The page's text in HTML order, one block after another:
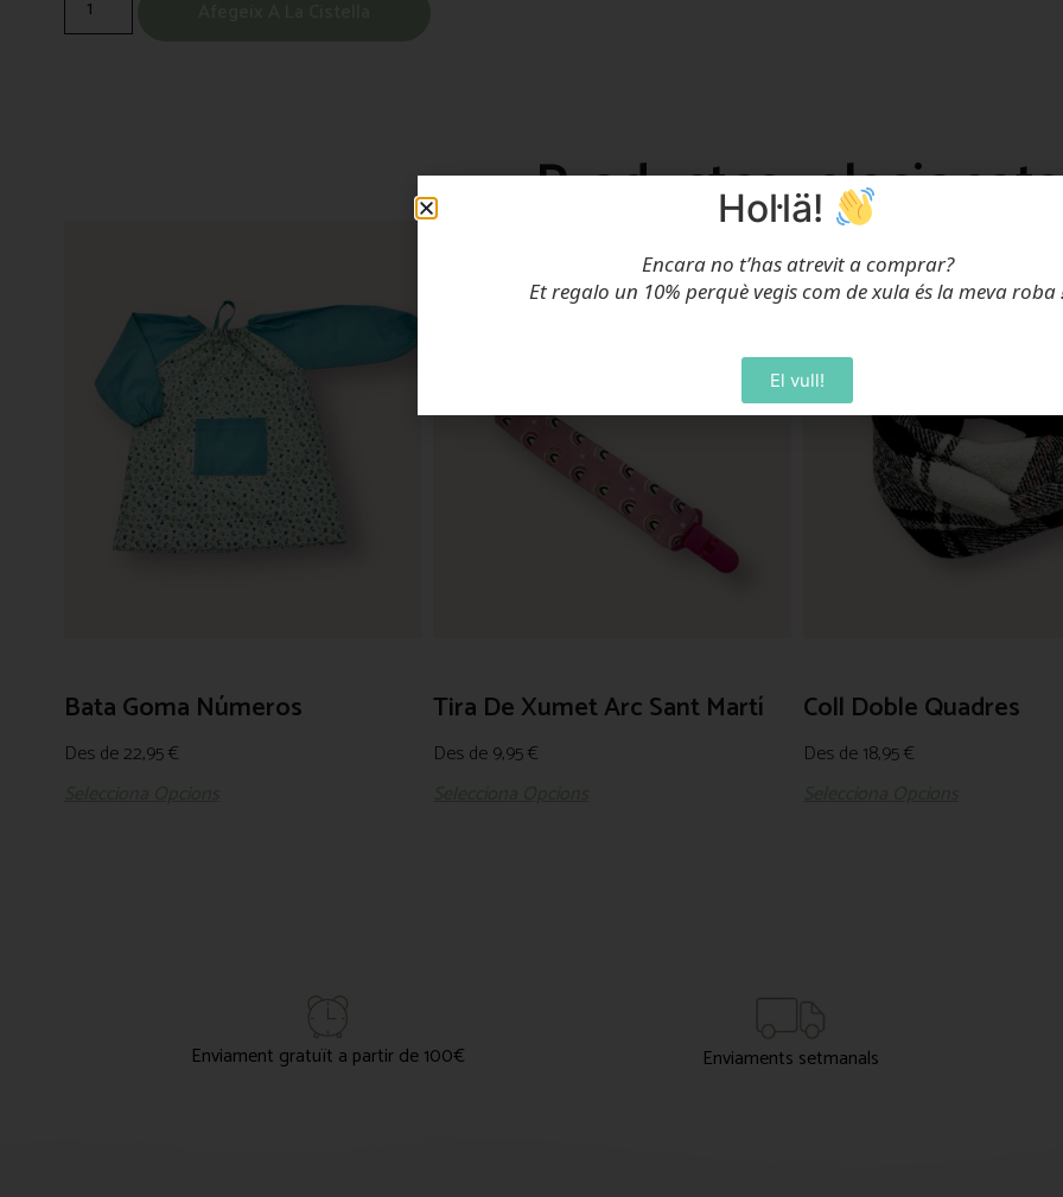
Productes relacionats
Bata Goma Números
Des de22,95€
Tira De Xumet Arc Sant Martí
Des de9,95€
Coll Doble Quadres
Des de18,95€
Enviament gratuït a partir de 100€ Enviaments setmanals
Hol·lä!
Encara no t’has atrevit a comprar?
Et regalo un 10% perquè vegis com de xula és la meva roba
El vull!